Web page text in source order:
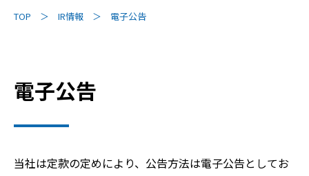
TOP IR情報 電子公告
電子公告
当社は定款の定めにより、公告方法は電子公告としてお